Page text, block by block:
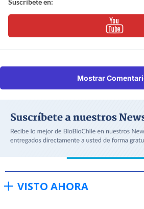
Mostrar
VISTO AHORA